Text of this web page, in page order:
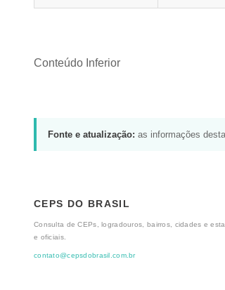
Conteúdo Inferior
Fonte e atualização: as informações
CEPS DO BRASIL
Consulta de CEPs, logradouros, bairros, cidades e
e oficiais.
contato@cepsdobrasil.com.br